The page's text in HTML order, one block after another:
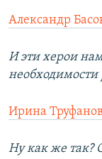
Александр
И эти херои
Ирина
Ну как же так?